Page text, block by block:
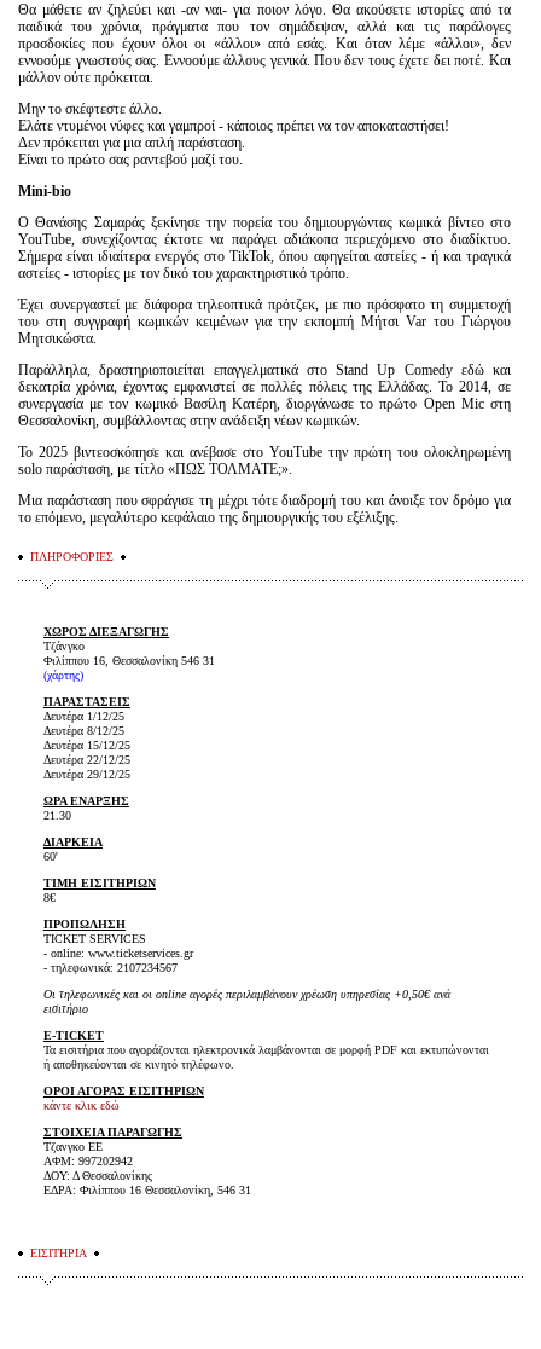
Θα μάθετε αν ζηλεύει και -αν ναι- για ποιον λόγο. Θα ακούσετε ιστορίες από τα
παιδικά του χρόνια, πράγματα που τον σημάδεψαν, αλλά και τις παράλογες
προσδοκίες που έχουν όλοι οι «άλλοι» από εσάς. Και όταν λέμε «άλλοι», δεν
εννοούμε γνωστούς σας. Εννοούμε άλλους γενικά. Που δεν τους έχετε δει ποτέ. Και
μάλλον ούτε πρόκειται.
Μην το σκέφτεστε άλλο.
Ελάτε ντυμένοι νύφες και γαμπροί - κάποιος πρέπει να τον αποκαταστήσει!
Δεν πρόκειται για μια απλή παράσταση.
Είναι το πρώτο σας ραντεβού μαζί του.
Μini-bio
Ο Θανάσης Σαμαράς ξεκίνησε την πορεία του δημιουργώντας κωμικά βίντεο στο
YouTube, συνεχίζοντας έκτοτε να παράγει αδιάκοπα περιεχόμενο στο διαδίκτυο.
Σήμερα είναι ιδιαίτερα ενεργός στο TikTok, όπου αφηγείται αστείες - ή και τραγικά
αστείες - ιστορίες με τον δικό του χαρακτηριστικό τρόπο.
Έχει συνεργαστεί με διάφορα τηλεοπτικά πρότζεκ, με πιο πρόσφατο τη συμμετοχή
του στη συγγραφή κωμικών κειμένων για την εκπομπή Μήτσι Var του Γιώργου
Μητσικώστα.
Παράλληλα, δραστηριοποιείται επαγγελματικά στο Stand Up Comedy εδώ και
δεκατρία χρόνια, έχοντας εμφανιστεί σε πολλές πόλεις της Ελλάδας. Το 2014, σε
συνεργασία με τον κωμικό Βασίλη Κατέρη, διοργάνωσε το πρώτο Open Mic στη
Θεσσαλονίκη, συμβάλλοντας στην ανάδειξη νέων κωμικών.
Το 2025 βιντεοσκόπησε και ανέβασε στο YouTube την πρώτη του ολοκληρωμένη
solo παράσταση, με τίτλο «ΠΩΣ ΤΟΛΜΑΤΕ;».
Μια παράσταση που σφράγισε τη μέχρι τότε διαδρομή του και άνοιξε τον δρόμο για
το επόμενο, μεγαλύτερο κεφάλαιο της δημιουργικής του εξέλιξης.
ΠΛΗΡΟΦΟΡΙΕΣ
ΧΩΡΟΣ ΔΙΕΞΑΓΩΓΗΣ
Τζάνγκο
Φιλίππου 16, Θεσσαλονίκη 546 31
(χάρτης)
ΠΑΡΑΣΤΑΣΕΙΣ
Δευτέρα 1/12/25
Δευτέρα 8/12/25
Δευτέρα 15/12/25
Δευτέρα 22/12/25
Δευτέρα 29/12/25
ΩΡΑ ΕΝΑΡΞΗΣ
21.30
ΔΙΑΡΚΕΙΑ
60'
ΤΙΜΗ ΕΙΣΙΤΗΡΙΩΝ
8€
ΠΡΟΠΩΛΗΣΗ
TICKET SERVICES
- online: www.ticketservices.gr
- τηλεφωνικά: 2107234567
Οι τηλεφωνικές και οι online αγορές περιλαμβάνουν χρέωση υπηρεσίας +0,50€ ανά
εισιτήριο
E-TICKET
Τα εισιτήρια που αγοράζονται ηλεκτρονικά λαμβάνονται σε μορφή PDF και εκτυπώνονται
ή αποθηκεύονται σε κινητό τηλέφωνο.
ΟΡΟΙ ΑΓΟΡΑΣ ΕΙΣΙΤΗΡΙΩΝ
κάντε κλικ εδώ
ΣΤΟΙΧΕΙΑ ΠΑΡΑΓΩΓΗΣ
Τζανγκο ΕΕ
ΑΦΜ: 997202942
ΔΟΥ: Δ Θεσσαλονίκης
ΕΔΡΑ: Φιλίππου 16 Θεσσαλονίκη, 546 31
ΕΙΣΙΤΗΡΙΑ